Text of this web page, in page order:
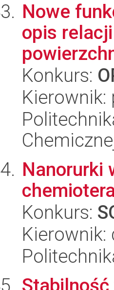
Nowe
opis
Konkurs:
Kierownik:
Nanorurki
Konkurs:
Kierownik: